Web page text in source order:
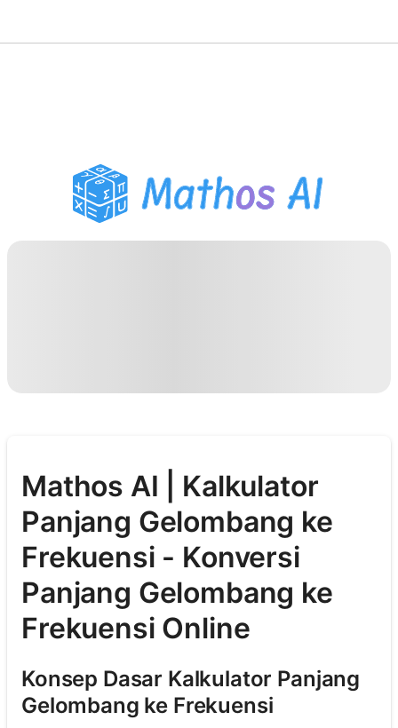
Pembantu PR PDF
Alat Belajar
Mathos AI | Kalkulator
Panjang Gelombang ke
Frekuensi - Konversi
Panjang Gelombang ke
Frekuensi Online
Konsep Dasar Kalkulator Panjang
Gelombang ke Frekuensi